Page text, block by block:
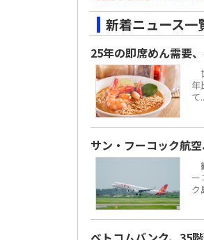
新着ニュース一
25年の即席めん需要
年
て
サン・フーコック航
ー
ク